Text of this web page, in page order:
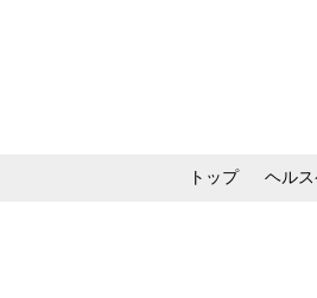
トップ ヘル